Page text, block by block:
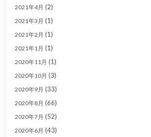
2021年4月 (2)
2021年3月 (1)
2021年2月 (1)
2021年1月 (1)
2020年11月 (1)
2020年10月 (3)
2020年9月 (33)
2020年8月 (66)
2020年7月 (52)
2020年6月 (43)